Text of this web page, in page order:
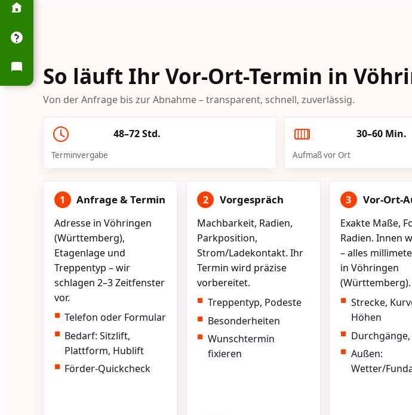
So läuft Ihr Vor-Ort-Termin in
Von der Anfrage bis zur Abnahme – transparent, schnell, zuverlässig.
48–72 Std.
Terminvergabe
30–60 Min.
Aufmaß vor Ort
1 Anfrage & Termin
Adresse in Vöhringen
(Württemberg),
Etagenlage und
Treppentyp – wir
schlagen 2–3 Zeitfenster
vor.
Telefon oder Formular
Bedarf: Sitzlift,
Plattform, Hublift
Förder-Quickcheck
2 Vorgespräch
Machbarkeit, Radien,
Parkposition,
Strom/Ladekontakt. Ihr
Termin wird präzise
vorbereitet.
Treppentyp, Podeste
Besonderheiten
Wunschtermin
fixieren
3 Vor-Ort-
Exakte Maße,
Radien. Innen
– alles
in Vöhringen
(Württemberg).
Strecke,
Höhen
Durchgänge,
Außen:
Wetter/